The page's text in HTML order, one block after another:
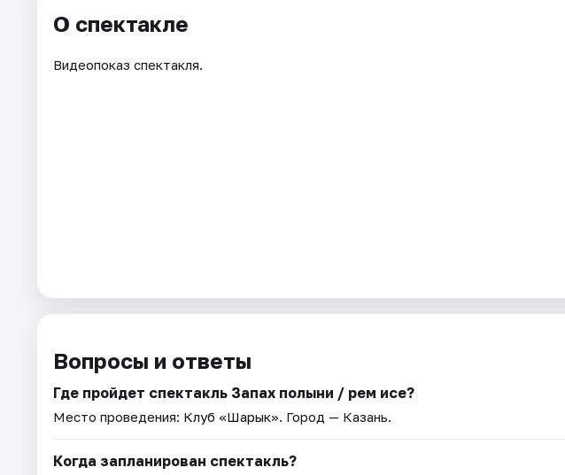
ПлощадкиО спектакле
Видеопоказ спектакля.
Вопросы и ответы
Где пройдет спектакль Запах полыни / Әрем исе?
Место проведения: Клуб «Шарык». Город — Казань.
Когда запланирован спектакль?